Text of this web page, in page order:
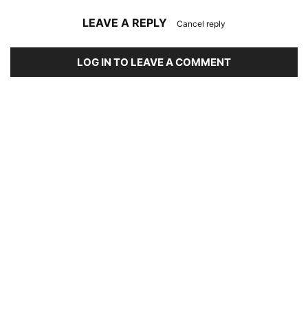
LEAVE A REPLY Cancel reply
LOG IN TO LEAVE A COMMENT